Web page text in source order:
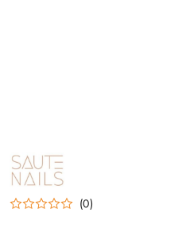
NAZWA
PRODUCENTA:
SAUTE
NAILS
(0)